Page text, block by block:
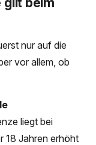
nur auf die
vor allem, ob
liegt bei
18 Jahren erhöht